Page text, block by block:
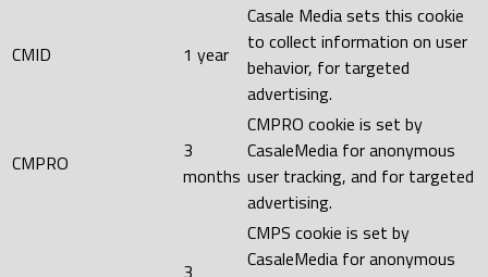
CMID 1 year
Casale Media sets this cookie
to collect information on user
behavior, for targeted
advertising.
CMPRO
3
months
CMPRO cookie is set by
CasaleMedia for anonymous
user tracking, and for targeted
advertising.
3
CMPS cookie is set by
CasaleMedia for anonymous